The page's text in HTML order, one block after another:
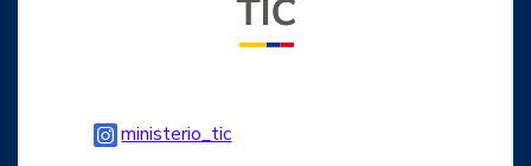
ministerio_ticLogo Instagram